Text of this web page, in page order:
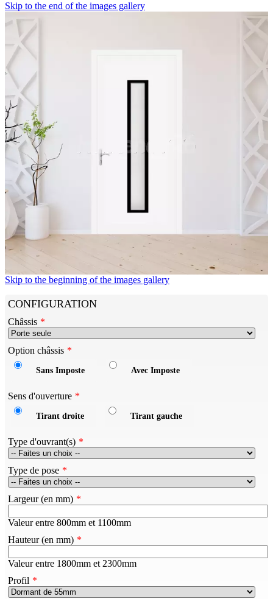
Skip to the end of the images gallery
Skip to the beginning of the images gallery
CONFIGURATION
Châssis
Option châssis
Sans Imposte Avec Imposte
Sens d'ouverture
Tirant droite Tirant gauche
Type d'ouvrant(s)
Type de pose
Largeur (en mm)
Valeur entre 800mm et 1100mm
Hauteur (en mm)
Valeur entre 1800mm et 2300mm
Profil